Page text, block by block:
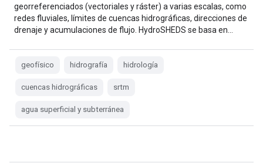
georreferenciados (vectoriales y ráster) a varias escalas, como
redes fluviales, límites de cuencas hidrográficas, direcciones de
drenaje y acumulaciones de flujo. HydroSHEDS se basa en…
geofísico hidrografía hidrología
cuencas hidrográficas srtm
agua superficial y subterránea